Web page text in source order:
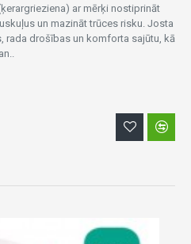
ar mērķi nostiprināt
un mazināt trūces risku. Josta
rada drošības un komforta sajūtu, kā